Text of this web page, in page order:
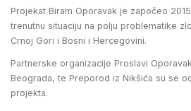
Projekat Biram Oporavak je započeo
trenutnu situaciju na polju problematike
Crnoj Gori i Bosni i Hercegovini.
Partnerske organizacije Proslavi
Beograda, te Preporod iz Nikšića su se
projekta.